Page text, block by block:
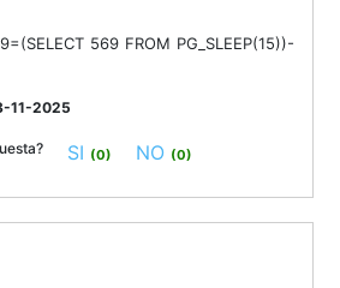
569 FROM PG_SLEEP(15))-
11-2025
SI (0) NO (0)